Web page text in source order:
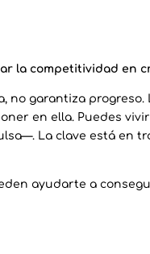
la competitividad en
no garantiza
en ella. Puedes
La clave está en
ayudarte a